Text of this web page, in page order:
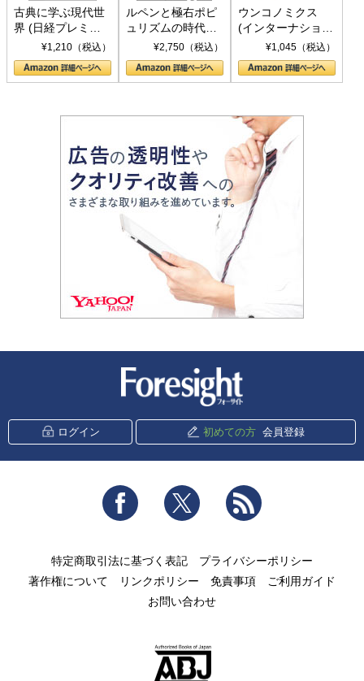
古典に学ぶ現代世
界 (日経プレミア
シリーズ)¥1,210（税込）
ルペンと極右ポピ
ュリズムの時代：
〈ヤヌス〉の二つ
の顔
¥2,750（税込）
ウンコノミクス
(インターナショナ
ル新書)¥1,045（税込）
ログイン 初めての方 会員登録
Facebook Twitter
特定商取引法に基づく表記
プライバシーポリシー
著作権について
リンクポリシー 免責事項
ご利用ガイド
お問い合わせ